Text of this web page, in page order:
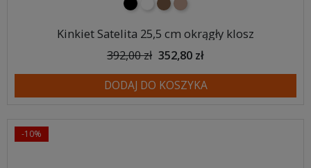
czarnybiałybrązowyjasnobrązowy
Kinkiet Satelita 25,5 cm okrągły klosz
392,00 zł 352,80 zł
DODAJ DO KOSZYKA
-10%